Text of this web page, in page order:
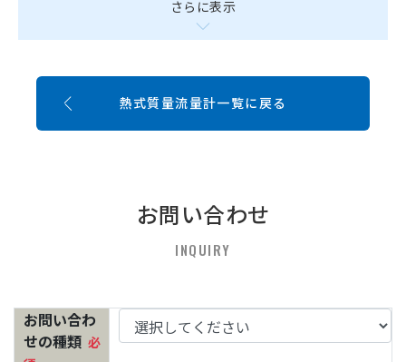
さらに表示
熱式質量流量計一覧に戻る
お問い合わせ
INQUIRY